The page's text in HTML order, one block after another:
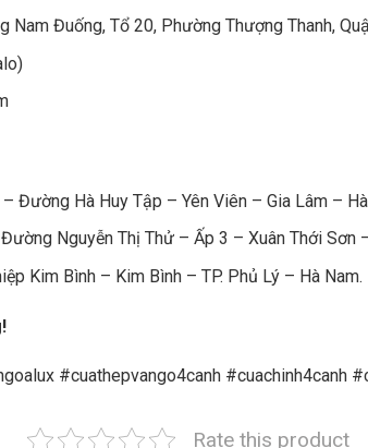
Nam Đuống, Tổ 20, Phường Thượng Thanh,
Đường Hà Huy Tập – Yên Viên – Gia Lâm –
Nguyễn Thị Thử – Ấp 3 – Xuân Thới Sơn
Kim Bình – Kim Bình – TP. Phủ Lý – Hà Nam.
#cuathepvango4canh #cuachinh4canh
Rate this product